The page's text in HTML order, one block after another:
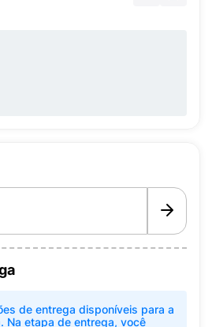
de entrega disponíveis para a
Na etapa de entrega, você